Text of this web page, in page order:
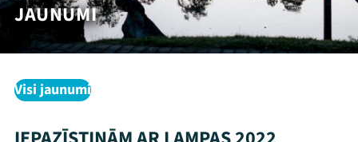
JAUNUMI
Visi jaunumi